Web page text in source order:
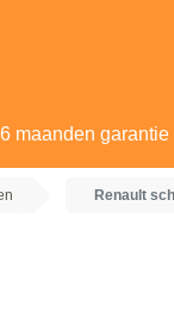
6 maanden garantie
Renault